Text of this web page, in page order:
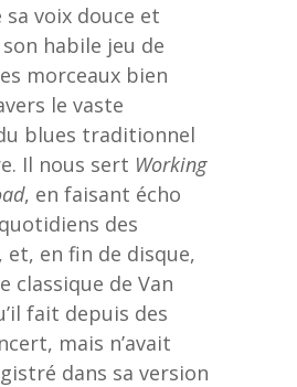
voix douce et
habile jeu de
morceaux bien
le vaste
blues traditionnel
Il nous sert Working
, en faisant écho
des
en fin de disque,
classique de Van
fait depuis des
mais n’avait
dans sa version